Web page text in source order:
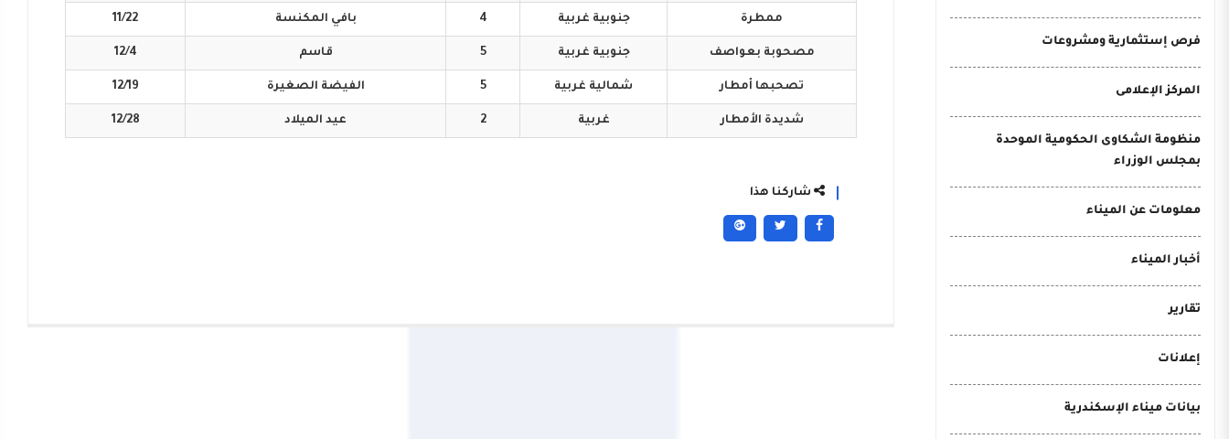
فرص إستثمارية ومشروعات
المركز الإعلامى
منظومة الشكاوى الحكومية الموحدة
بمجلس الوزراء
معلومات عن الميناء
أخبار الميناء
تقارير
إعلانات
بيانات ميناء الإسكندرية
ممطرة جنوبية غربية 4 بافي المكنسة 11/22
مصحوبة بعواصف جنوبية غربية 5 قاسم 12/4
تصحبها أمطار شمالية غربية 5 الفيضة الصغيرة 12/19
شديدة الأمطار غربية 2 عيد الميلاد 12/28
شاركنا هذا